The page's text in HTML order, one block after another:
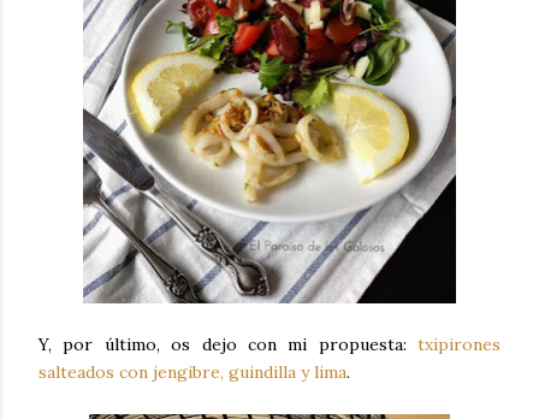
Y, por último, os dejo con mi propuesta: txipirones
salteados con jengibre, guindilla y lima.